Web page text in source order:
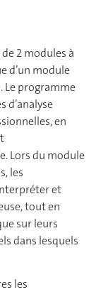
2 modules à
d’un module
Le programme
d’analyse
en
Lors du module
les
et
tout en
sur leurs
dans lesquels
les